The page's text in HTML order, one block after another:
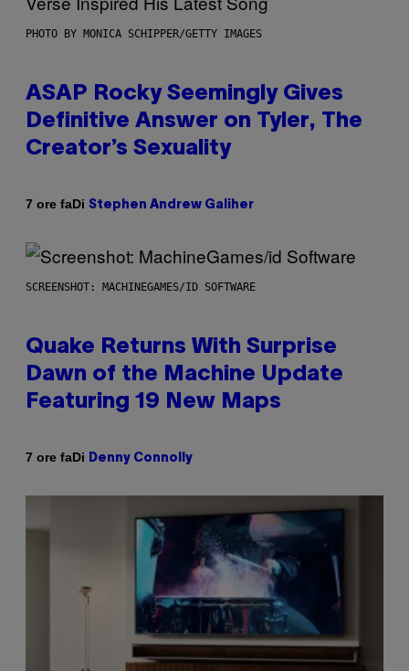
PHOTO BY MONICA SCHIPPER/GETTY IMAGES
ASAP Rocky Seemingly Gives
Definitive Answer on Tyler, The
Creator’s Sexuality
7 ore faDi Stephen Andrew Galiher
SCREENSHOT: MACHINEGAMES/ID SOFTWARE
Quake Returns With Surprise
Dawn of the Machine Update
Featuring 19 New Maps
7 ore faDi Denny Connolly